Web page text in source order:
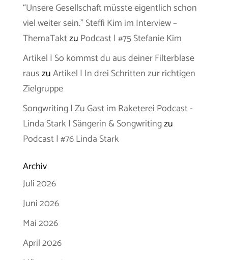
“Unsere Gesellschaft müsste eigentlich schon
viel weiter sein.” Steffi Kim im Interview –
ThemaTaktzu Podcast | #75 Stefanie Kim
Artikel | So kommst du aus deiner Filterblase
rauszuArtikel | In drei Schritten zur richtigen
Zielgruppe
Songwriting | Zu Gast im Raketerei Podcast -
Linda Stark | Sängerin & Songwritingzu
Podcast | #76 Linda Stark
Archiv
Juli 2026
Juni 2026
Mai 2026
April 2026